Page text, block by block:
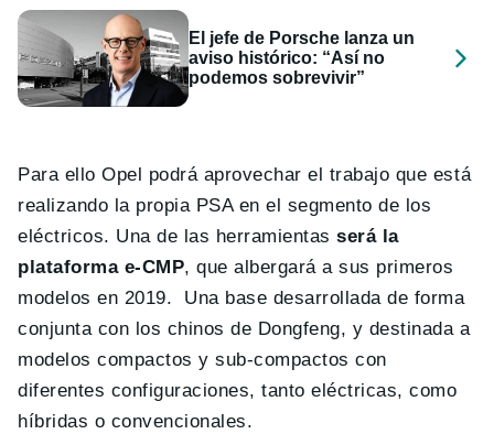
El jefe de Porsche lanza un
aviso histórico: “Así no
podemos sobrevivir”
Para ello Opel podrá aprovechar el trabajo que está
realizando la propia PSA en el segmento de los
eléctricos. Una de las herramientasserá la
plataforma e-CMP, que albergará a sus primeros
modelos en 2019. Una base desarrollada de forma
conjunta con los chinos de Dongfeng, y destinada a
modelos compactos y sub-compactos con
diferentes configuraciones, tanto eléctricas, como
híbridas o convencionales.